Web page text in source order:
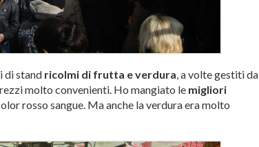
di stand ricolmi di frutta e verdura, a volte gestiti da
molto convenienti. Ho mangiato le migliori
rosso sangue. Ma anche la verdura era molto